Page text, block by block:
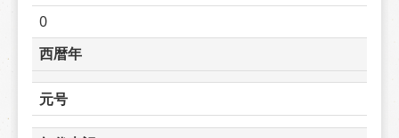
0
西暦年
元号